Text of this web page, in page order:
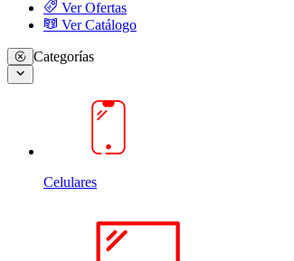
Ver Ofertas
Ver Catálogo
Categorías
Celulares